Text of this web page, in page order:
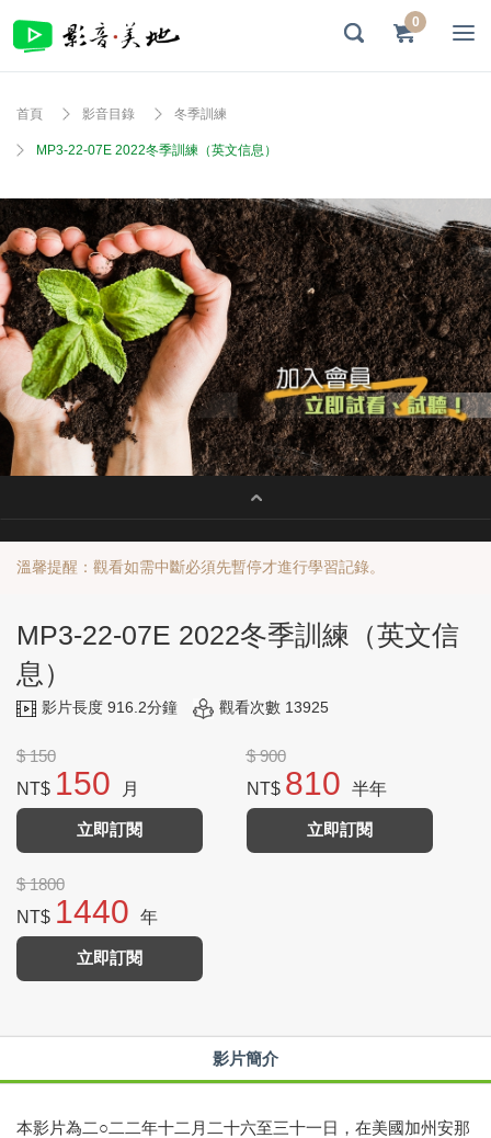
0
首頁 影音目錄 冬季訓練
MP3-22-07E 2022冬季訓練（英文信息）
溫馨提醒：觀看如需中斷必須先暫停才進行學習記錄。
MP3-22-07E 2022冬季訓練（英文信
息）
影片長度 916.2分鐘 觀看次數 13925
$ 150
NT$ 150 月
立即訂閱
$ 900
NT$ 810 半年
立即訂閱
$ 1800
NT$ 1440 年
立即訂閱
影片簡介
本影片為二○二二年十二月二十六至三十一日，在美國加州安那